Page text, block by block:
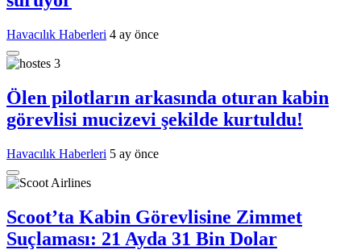
Havacılık Haberleri 4 ay önce
Ölen pilotların arkasında oturan kabin
görevlisi mucizevi şekilde kurtuldu!
Havacılık Haberleri 5 ay önce
Scoot’ta Kabin Görevlisine Zimmet
Suçlaması: 21 Ayda 31 Bin Dolar